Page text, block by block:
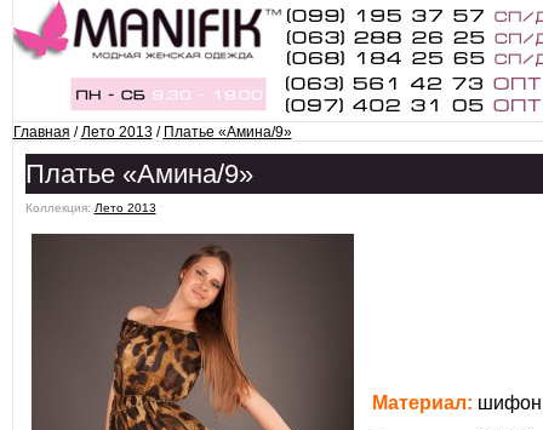
Главная /Лето 2013/ Платье «Амина/9»
Платье «Амина/9»
Коллекция: Лето 2013 ˑ
Материал: